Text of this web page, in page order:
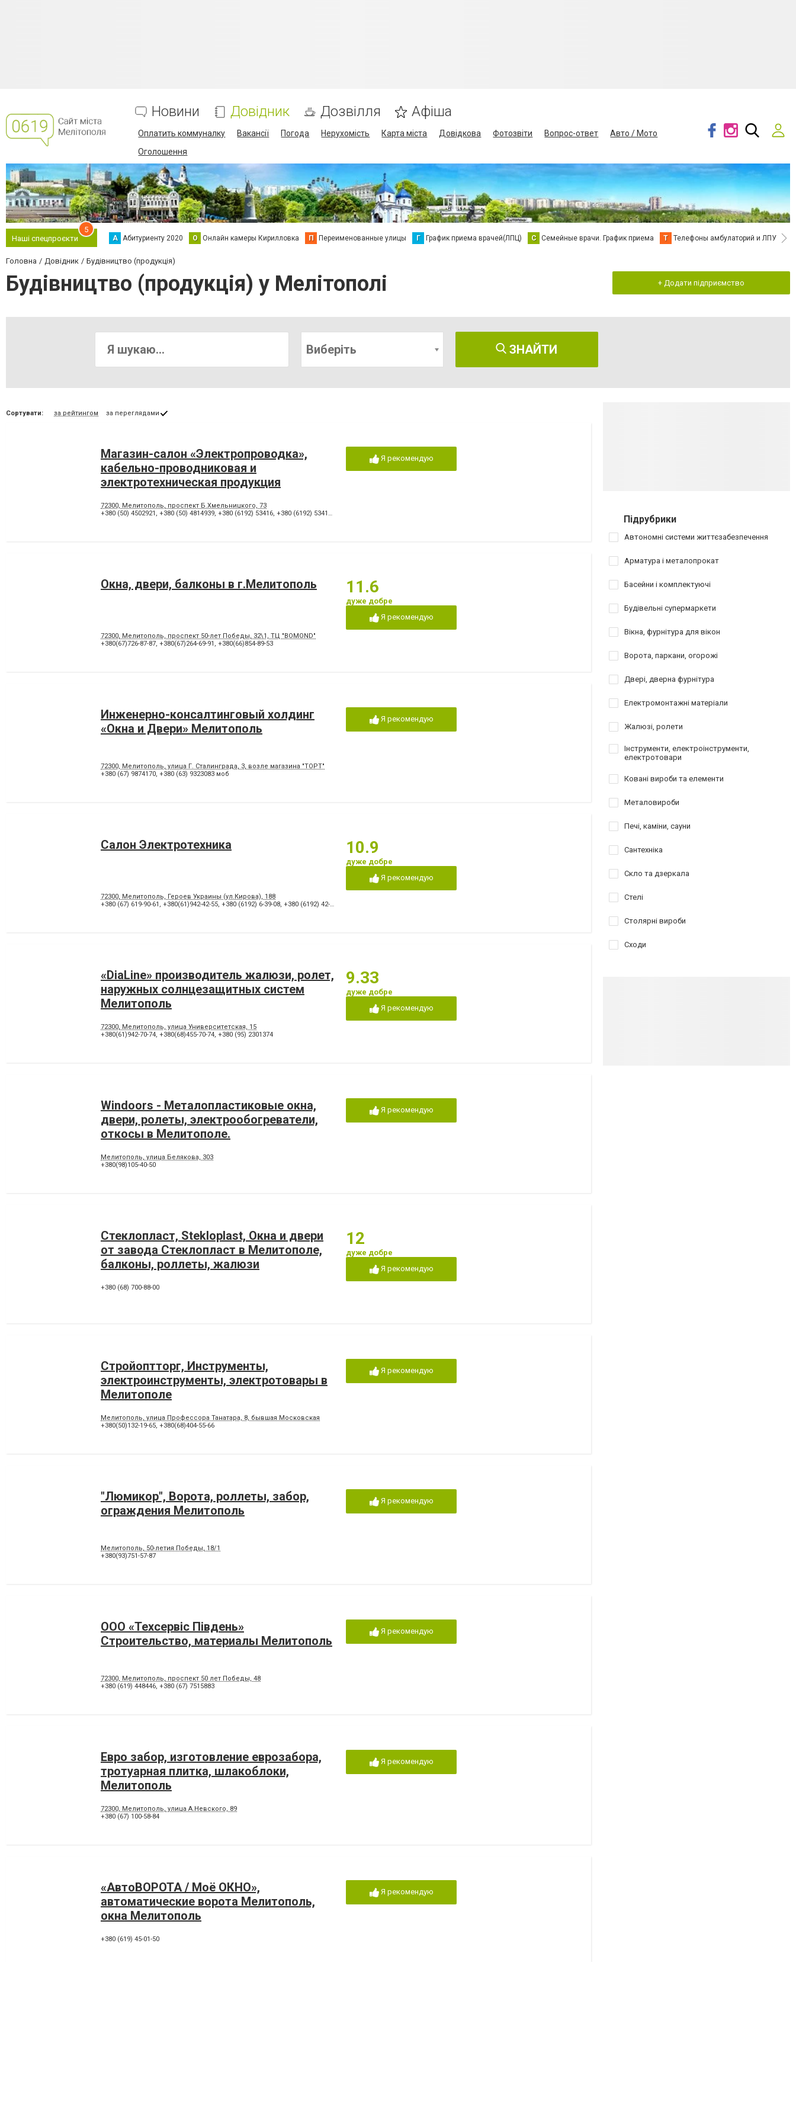
Новини Довідник Дозвілля Афіша
Оплатить коммуналку Вакансії Погода Нерухомість Карта міста Довідкова Фотозвіти Вопрос-ответ
Авто / Мото
Оголошення
Наші спецпроєкти
5
А Абитуриенту 2020 О Онлайн камеры Кирилловка П Переименованные улицы Г График приема врачей(ЛПЦ) С Семейные врачи. График приема Т Телефоны амбулаторий и ЛПУ В
Головна Довідник Будівництво (продукція)
Будівництво (продукція) у Мелітополі + Додати підприємство
Виберіть ЗНАЙТИ
Сортувати: за рейтингом за переглядами
Магазин-салон «Электропроводка»,
кабельно-проводниковая и
электротехническая продукция
72300, Мелитополь, проспект Б.Хмельницкого, 73
+380 (50) 4502921 , +380 (50) 4814939, +380 (6192) 53416, +380 (6192) 53417 ,
Я рекомендую
Окна, двери, балконы в г.Мелитополь
72300, Мелитополь, проспект 50-лет Победы, 32\1, ТЦ "BOMOND"
+380(67)726-87-87, +380(67)264-69-91 , +380(66)854-89-53
11.6
дуже добре
Я рекомендую
Инженерно-консалтинговый холдинг
«Окна и Двери» Мелитополь
72300, Мелитополь, улица Г. Сталинграда, 3, возле магазина "ТОРТ"
+380 (67) 9874170, +380 (63) 9323083 моб
Я рекомендую
Салон Электротехника
72300, Мелитополь, Героев Украины (ул.Кирова), 188
+380 (67) 619-90-61 , +380(61)942-42-55, +380 (6192) 6-39-08, +380 (6192) 42-66-99 факс
10.9
дуже добре
Я рекомендую
«DiaLine» производитель жалюзи, ролет,
наружных солнцезащитных систем
Мелитополь
72300, Мелитополь, улица Университетская, 15
+380(61)942-70-74, +380(68)455-70-74, +380 (95) 2301374
9.33
дуже добре
Я рекомендую
Windoors - Металопластиковые окна,
двери, ролеты, электрообогреватели,
откосы в Мелитополе.
Мелитополь, улица Белякова, 303
+380(98)105-40-50
Я рекомендую
Стеклопласт, Stekloplast, Окна и двери
от завода Стеклопласт в Мелитополе,
балконы, роллеты, жалюзи
+380 (68) 700-88-00
12
дуже добре
Я рекомендую
Стройоптторг, Инструменты,
электроинструменты, электротовары в
Мелитополе
Мелитополь, улица Профессора Танатара, 8, бывшая Московская
+380(50)132-19-65, +380(68)404-55-66
Я рекомендую
"Люмикор", Ворота, роллеты, забор,
ограждения Мелитополь
Мелитополь, 50-летия Победы, 18/1
+380(93)751-57-87
Я рекомендую
ООО «Техсервiс Пiвдень»
Строительство, материалы Мелитополь
72300, Мелитополь, проспект 50 лет Победы, 48
+380 (619) 448446, +380 (67) 7515883
Я рекомендую
Евро забор, изготовление еврозабора,
тротуарная плитка, шлакоблоки,
Мелитополь
72300, Мелитополь, улица А.Невского, 89
+380 (67) 100-58-84
Я рекомендую
«АвтоВОРОТА / Моё ОКНО»,
автоматические ворота Мелитополь,
окна Мелитополь
+380 (619) 45-01-50
Я рекомендую
Підрубрики
Автономні системи життєзабезпечення
Арматура і металопрокат
Басейни і комплектуючі
Будівельні супермаркети
Вікна, фурнітура для вікон
Ворота, паркани, огорожі
Двері, дверна фурнітура
Електромонтажні матеріали
Жалюзі, ролети
Інструменти, електроінструменти,
електротовари
Ковані вироби та елементи
Металовироби
Печі, каміни, сауни
Сантехніка
Скло та дзеркала
Стелі
Столярні вироби
Сходи